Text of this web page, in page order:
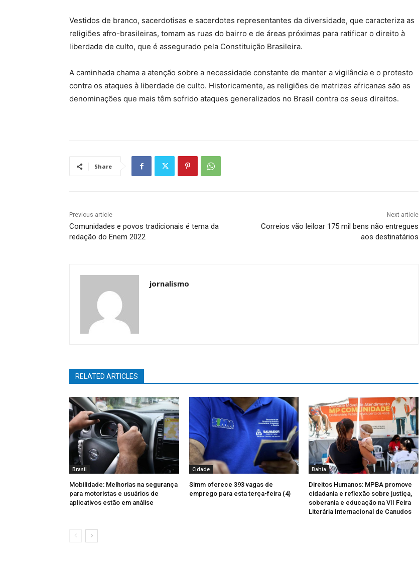
Vestidos de branco, sacerdotisas e sacerdotes representantes da diversidade, que caracteriza as
religiões afro-brasileiras, tomam as ruas do bairro e de áreas próximas para ratificar o direito à
liberdade de culto, que é assegurado pela Constituição Brasileira.
A caminhada chama a atenção sobre a necessidade constante de manter a vigilância e o protesto
contra os ataques à liberdade de culto. Historicamente, as religiões de matrizes africanas são as
denominações que mais têm sofrido ataques generalizados no Brasil contra os seus direitos.
Share
Previous article
Comunidades e povos tradicionais é tema da
redação do Enem 2022
Next article
Correios vão leiloar 175 mil bens não entregues
aos destinatários
jornalismo
RELATED ARTICLES
Brasil
Mobilidade: Melhorias na segurança
para motoristas e usuários de
aplicativos estão em análise
Cidade
Simm oferece 393 vagas de
emprego para esta terça-feira (4)
Bahia
Direitos Humanos: MPBA promove
cidadania e reflexão sobre justiça,
soberania e educação na VII Feira
Literária Internacional de Canudos